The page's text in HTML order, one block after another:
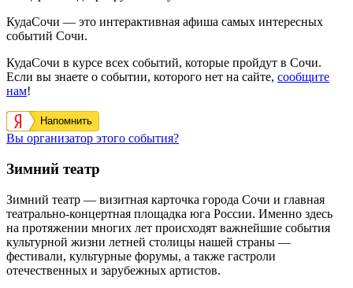
КудаСочи — это интерактивная афиша самых интересных
событий Сочи.
КудаСочи в курсе всех событий, которые пройдут в Сочи.
Если вы знаете о событии, которого нет на сайте, сообщите
нам!
Напомнить
Вы организатор этого события?
Зимний театр
Зимний театр — визитная карточка города Сочи и главная
театрально-концертная площадка юга России. Именно здесь
на протяжении многих лет происходят важнейшие события
культурной жизни летней столицы нашей страны —
фестивали, культурные форумы, а также гастроли
отечественных и зарубежных артистов.